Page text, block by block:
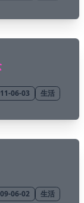
06-03 生活
06-02 生活